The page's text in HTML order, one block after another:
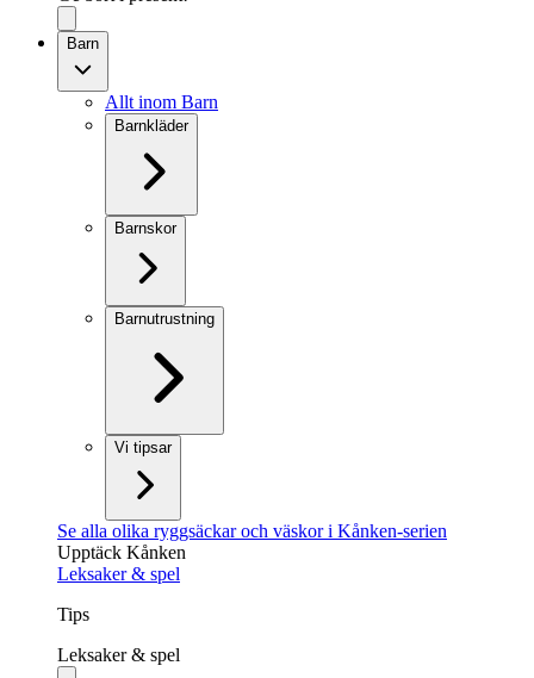
Barn
Allt inom Barn
Barnkläder
Barnskor
Barnutrustning
Vi tipsar
Se alla olika ryggsäckar och väskor i Kånken-serien
Upptäck Kånken
Leksaker & spel
Tips
Leksaker & spel